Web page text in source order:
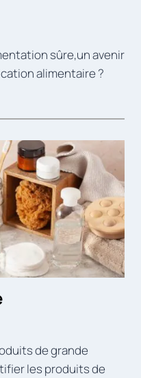
sûre,un avenir
alimentaire ?
de grande
les produits de